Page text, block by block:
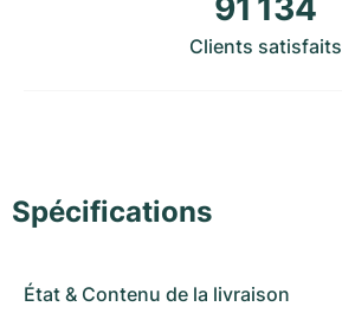
91 134
Clients satisfaits
Spécifications
État & Contenu de la livraison